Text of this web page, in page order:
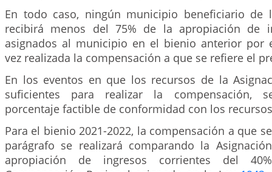
En todo caso, ningún municipio beneficiario de
recibirá menos del 75% de la apropiación de
asignados al municipio en el bienio anterior por
vez realizada la compensación a que se refiere el
En los eventos en que los recursos de la
suficientes para realizar la compensación,
porcentaje factible de conformidad con los
Para el bienio 2021-2022, la compensación a que
parágrafo se realizará comparando la
apropiación de ingresos corrientes del